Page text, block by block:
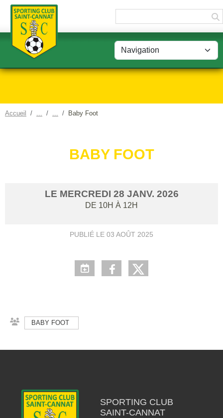
Accueil Baby Foot
BABY FOOT
LE MERCREDI 28 JANV. 2026
DE 10H À 12H
PUBLIÉ LE 03 AOÛT 2025
BABY FOOT
SPORTING CLUB
SAINT-CANNAT
Panneau de gestion des cookies